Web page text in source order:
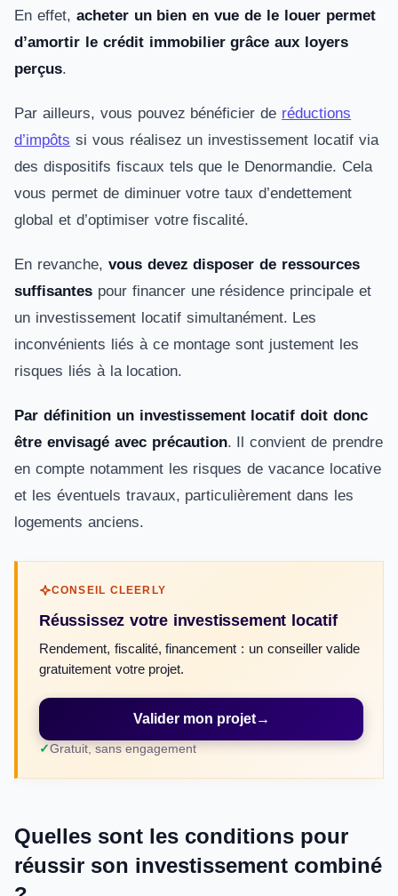
En effet, acheter un bien en vue de le louer permet
d’amortir le crédit immobilier grâce aux loyers
perçus.
Par ailleurs, vous pouvez bénéficier de réductions
d’impôts si vous réalisez un investissement locatif via
des dispositifs fiscaux tels que le Denormandie. Cela
vous permet de diminuer votre taux d’endettement
global et d’optimiser votre fiscalité.
En revanche, vous devez disposer de ressources
suffisantes pour financer une résidence principale et
un investissement locatif simultanément. Les
inconvénients liés à ce montage sont justement les
risques liés à la location.
Par définition un investissement locatif doit donc
être envisagé avec précaution. Il convient de prendre
en compte notamment les risques de vacance locative
et les éventuels travaux, particulièrement dans les
logements anciens.
CONSEIL CLEERLY
Réussissez votre investissement locatif
Rendement, fiscalité, financement : un conseiller valide
gratuitement votre projet.
Valider mon projet→
Gratuit, sans engagement
Quelles sont les conditions pour
réussir son investissement combiné